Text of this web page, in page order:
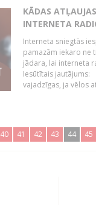
KĀDAS
INTERNETA
Interneta sniegtās
pamazām iekaro ne
jādara, lai interneta
Iesūtītais jautājums:
vajadzīgas, ja vēlos
40 41 42 43 44 45